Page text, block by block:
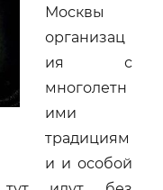
Москвы
организац
ия с
многолетн
ими
традициям
и и особой